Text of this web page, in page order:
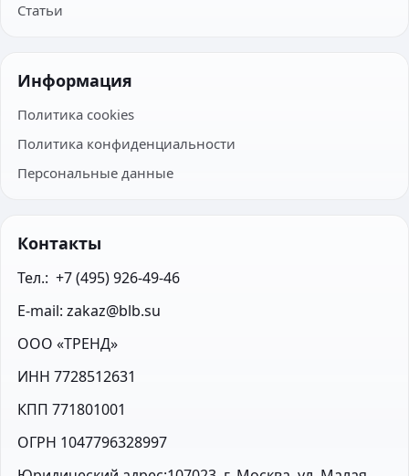
Статьи
Информация
Политика cookies
Политика конфиденциальности
Персональные данные
Контакты
Тел.:  +7 (495) 926-49-46
E-mail: zakaz@blb.su
ООО «ТРЕНД»
ИНН 7728512631
КПП 771801001
ОГРН 1047796328997